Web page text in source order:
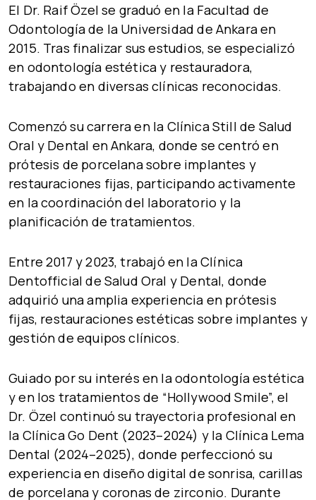
El Dr. Raif Özel se graduó en la Facultad de
Odontología de la Universidad de Ankaraen
2015. Tras finalizar sus estudios, se especializó
en odontología estética y restauradora,
trabajando en diversas clínicas reconocidas.
Comenzó su carrera en la Clínica Still de Salud
Oral y Dental en Ankara, donde se centró en
prótesis de porcelana sobre implantes y
restauraciones fijas, participando activamente
en lacoordinación del laboratorio y la
planificación de tratamientos.
Entre2017 y 2023, trabajó en laClínica
Dentofficial de Salud Oral y Dental, donde
adquirió una amplia experiencia en prótesis
fijas, restauraciones estéticas sobre implantes y
gestión de equipos clínicos.
Guiado por su interés en laodontología estética
y en los tratamientos de “Hollywood Smile”, el
Dr. Özel continuó su trayectoria profesional en
la Clínica Go Dent (2023–2024) y la Clínica Lema
Dental (2024–2025), donde perfeccionó su
experiencia en diseño digital de sonrisa, carillas
de porcelana y coronas de zirconio. Durante